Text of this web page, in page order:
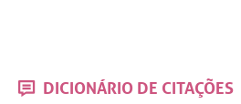
DICIONÁRIO DE CITAÇÕES